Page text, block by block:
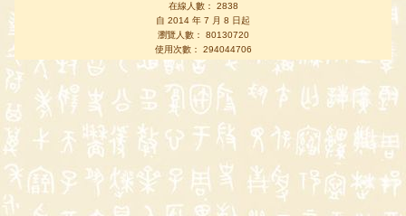
在線人數： 2838
自 2014 年 7 月 8 日起
瀏覽人數： 80130720
使用次數： 294044706